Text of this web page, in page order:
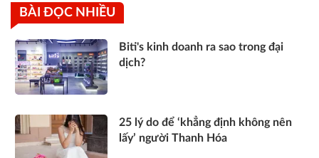
BÀI ĐỌC NHIỀU
Biti's kinh doanh ra sao trong đại
dịch?
25 lý do để ‘khẳng định không nên
lấy’ người Thanh Hóa